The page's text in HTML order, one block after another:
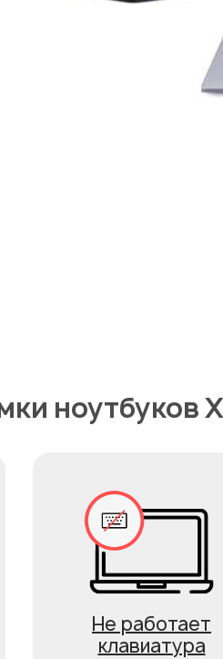
ноутбуков
Не работает
клавиатура